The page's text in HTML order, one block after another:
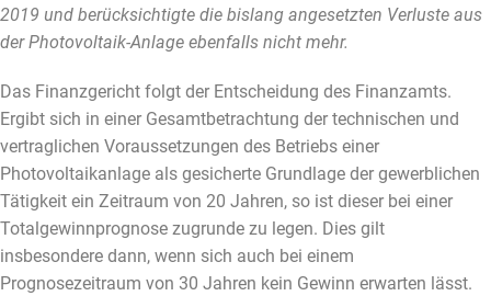
2019 und berücksichtigte die bislang angesetzten Verluste aus
der Photovoltaik-Anlage ebenfalls nicht mehr.
Das Finanzgericht folgt der Entscheidung des Finanzamts.
Ergibt sich in einer Gesamtbetrachtung der technischen und
vertraglichen Voraussetzungen des Betriebs einer
Photovoltaikanlage als gesicherte Grundlage der gewerblichen
Tätigkeit ein Zeitraum von 20 Jahren, so ist dieser bei einer
Totalgewinnprognose zugrunde zu legen. Dies gilt
insbesondere dann, wenn sich auch bei einem
Prognosezeitraum von 30 Jahren kein Gewinn erwarten lässt.